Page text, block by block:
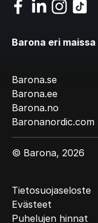
Barona eri maissa
Barona.se
Barona.ee
Barona.no
Baronanordic.com
© Barona, 2026
Tietosuojaseloste
Evästeet
Puhelujen hinnat